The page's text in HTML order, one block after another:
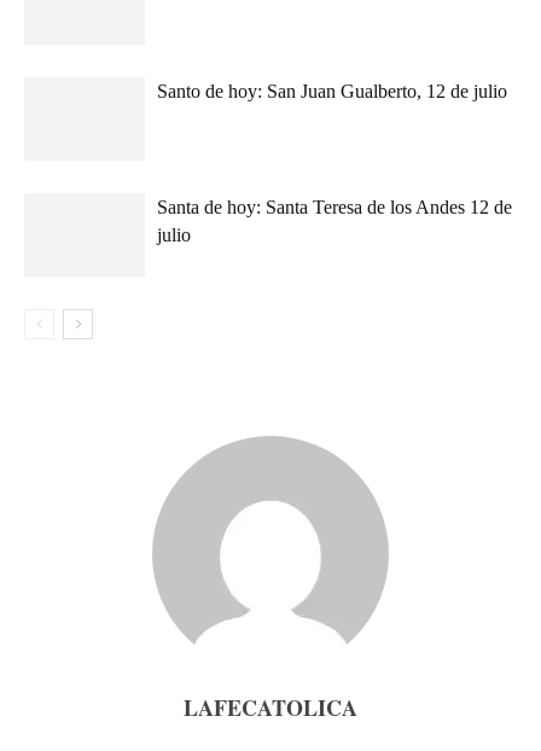
Santo de hoy: San Juan Gualberto, 12 de julio
Santa de hoy: Santa Teresa de los Andes 12 de
julio
LAFECATOLICA